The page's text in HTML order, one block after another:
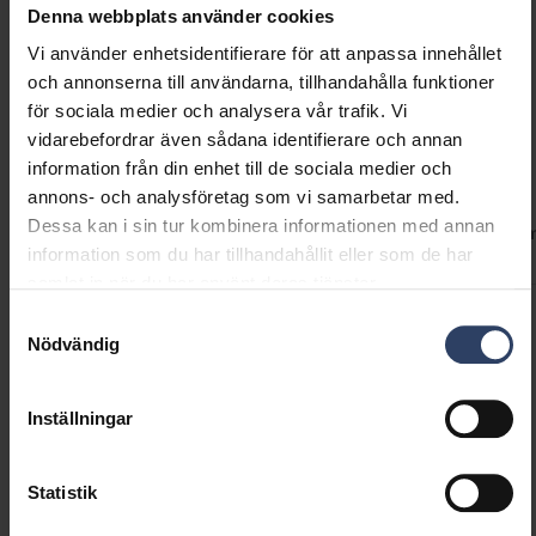
Denna webbplats använder cookies
Vi använder enhetsidentifierare för att anpassa innehållet
och annonserna till användarna, tillhandahålla funktioner
för sociala medier och analysera vår trafik. Vi
vidarebefordrar även sådana identifierare och annan
information från din enhet till de sociala medier och
annons- och analysföretag som vi samarbetar med.
Dessa kan i sin tur kombinera informationen med annan
information som du har tillhandahållit eller som de har
Nödvändig
Inställningar
Statistik
eller som en regnbågseffekt. LED-listerna kan
kopplas ihop till en total längd på upp till fem
meter. Sortimentet inkluderar lister i olika
längder samt en förlängningsdel på 1 meter.
Du styr produkterna i Airam SmartHome-serien
via Airam SmartHome-appen. Ladda ner appen
från App Store eller Google Play. Appen finns
på finska, svenska och engelska. Anslut
ingen separat hubb behövs! Produkterna kan
röststyras via Google Assistant, Amazon Alexa
Teknisk information
Koder Produktversioner Nedladdningar Teknisk
Produktkoder
6435200280862
El-nummer (SWE)